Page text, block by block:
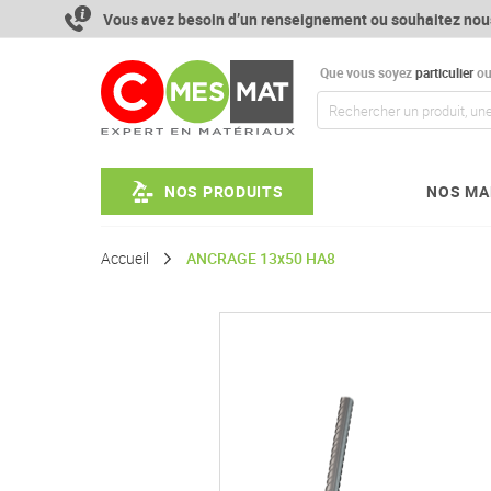
contenu
Vous avez besoin d’un renseignement ou souhaitez
Que vous soyezparticulierou
NOS PRODUITS NOS
Accueil ANCRAGE 13x50 HA8